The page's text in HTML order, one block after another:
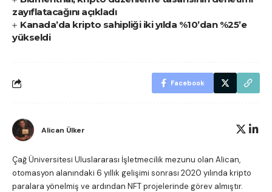
zayıflatacağını açıkladı
Kanada’da kripto sahipliği iki yılda %10’dan %25’e
yükseldi
Facebook
Alican Ülker
Çağ Üniversitesi Uluslararası İşletmecilik mezunu olan Alican,
otomasyon alanındaki 6 yıllık gelişimi sonrası 2020 yılında kripto
paralara yönelmiş ve ardından NFT projelerinde görev almıştır.